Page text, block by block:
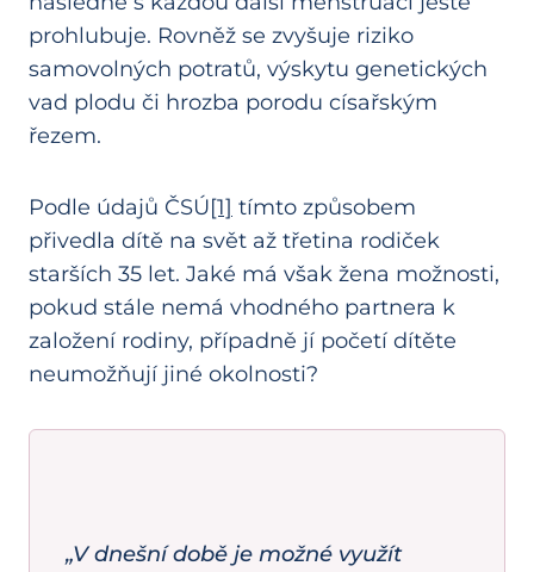
prohlubuje. Rovněž se zvyšuje riziko
samovolných potratů, výskytu genetických
vad plodu či hrozba porodu císařským
řezem.
Podle údajů ČSÚ[1] tímto způsobem
přivedla dítě na svět až třetina rodiček
starších 35 let. Jaké má však žena možnosti,
pokud stále nemá vhodného partnera k
založení rodiny, případně jí početí dítěte
neumožňují jiné okolnosti?
„V dnešní době je možné využít